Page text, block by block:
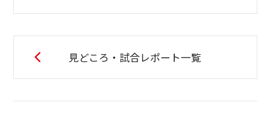
見どころ・試合レポート一覧